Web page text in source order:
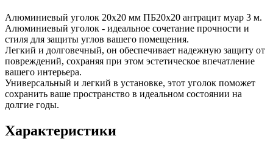
Алюминиевый уголок 20х20 мм ПБ20х20 антрацит муар 3 м.
Алюминиевый уголок - идеальное сочетание прочности и
стиля для защиты углов вашего помещения.
Легкий и долговечный, он обеспечивает надежную защиту от
повреждений, сохраняя при этом эстетическое впечатление
вашего интерьера.
Универсальный и легкий в установке, этот уголок поможет
сохранить ваше пространство в идеальном состоянии на
долгие годы.
Характеристики